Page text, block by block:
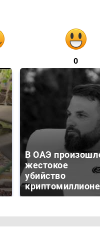
0
В ОАЭ
жестокое
убийство